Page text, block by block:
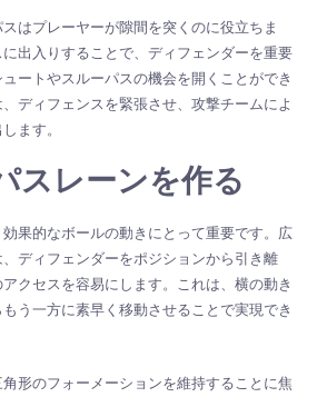
はプレーヤーが隙間を突くのに役立ちま
出入りすることで、ディフェンダーを重要
ートやスルーパスの機会を開くことができ
ディフェンスを緊張させ、攻撃チームによ
ます。
スレーンを作る
果的なボールの動きにとって重要です。広
ディフェンダーをポジションから引き離
クセスを容易にします。これは、横の動き
う一方に素早く移動させることで実現でき
形のフォーメーションを維持することに焦